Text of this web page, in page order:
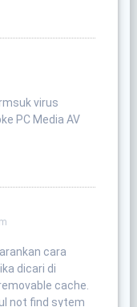
virus
PC Media AV
cara
dicari di
cache.
not find sytem